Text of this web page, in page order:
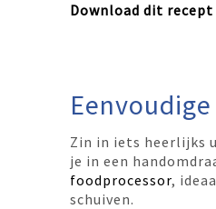
Download dit
Zin in iets heerlijks
je in een
foodprocessor,
schuiven.